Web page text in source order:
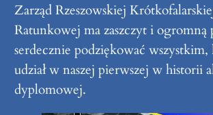
Zarząd Rzeszowskiej
Ratunkowej ma zaszczyt i ogromną
serdecznie podziękować
udział w naszej pierwszej w historii
dyplomowej.